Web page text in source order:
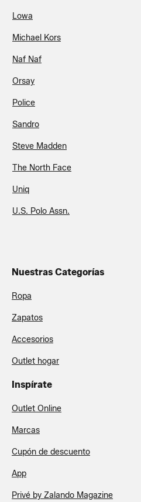
Lowa
Michael Kors
Naf Naf
Orsay
Police
Sandro
Steve Madden
The North Face
Uniq
U.S. Polo Assn.
Nuestras Categorías
Ropa
Zapatos
Accesorios
Outlet hogar
Inspírate
Outlet Online
Marcas
Cupón de descuento
App
Privé by Zalando Magazine